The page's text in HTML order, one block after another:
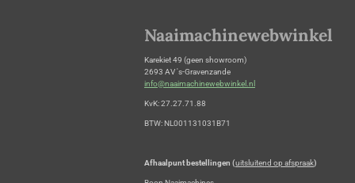
Naaimachinewebwinkel
Karekiet 49 (geen showroom)
2693 AV 's-Gravenzande
info@naaimachinewebwinkel.nl
KvK: 27.27.71.88
BTW: NL001131031B71
Afhaalpunt bestellingen (uitsluitend op afspraak)